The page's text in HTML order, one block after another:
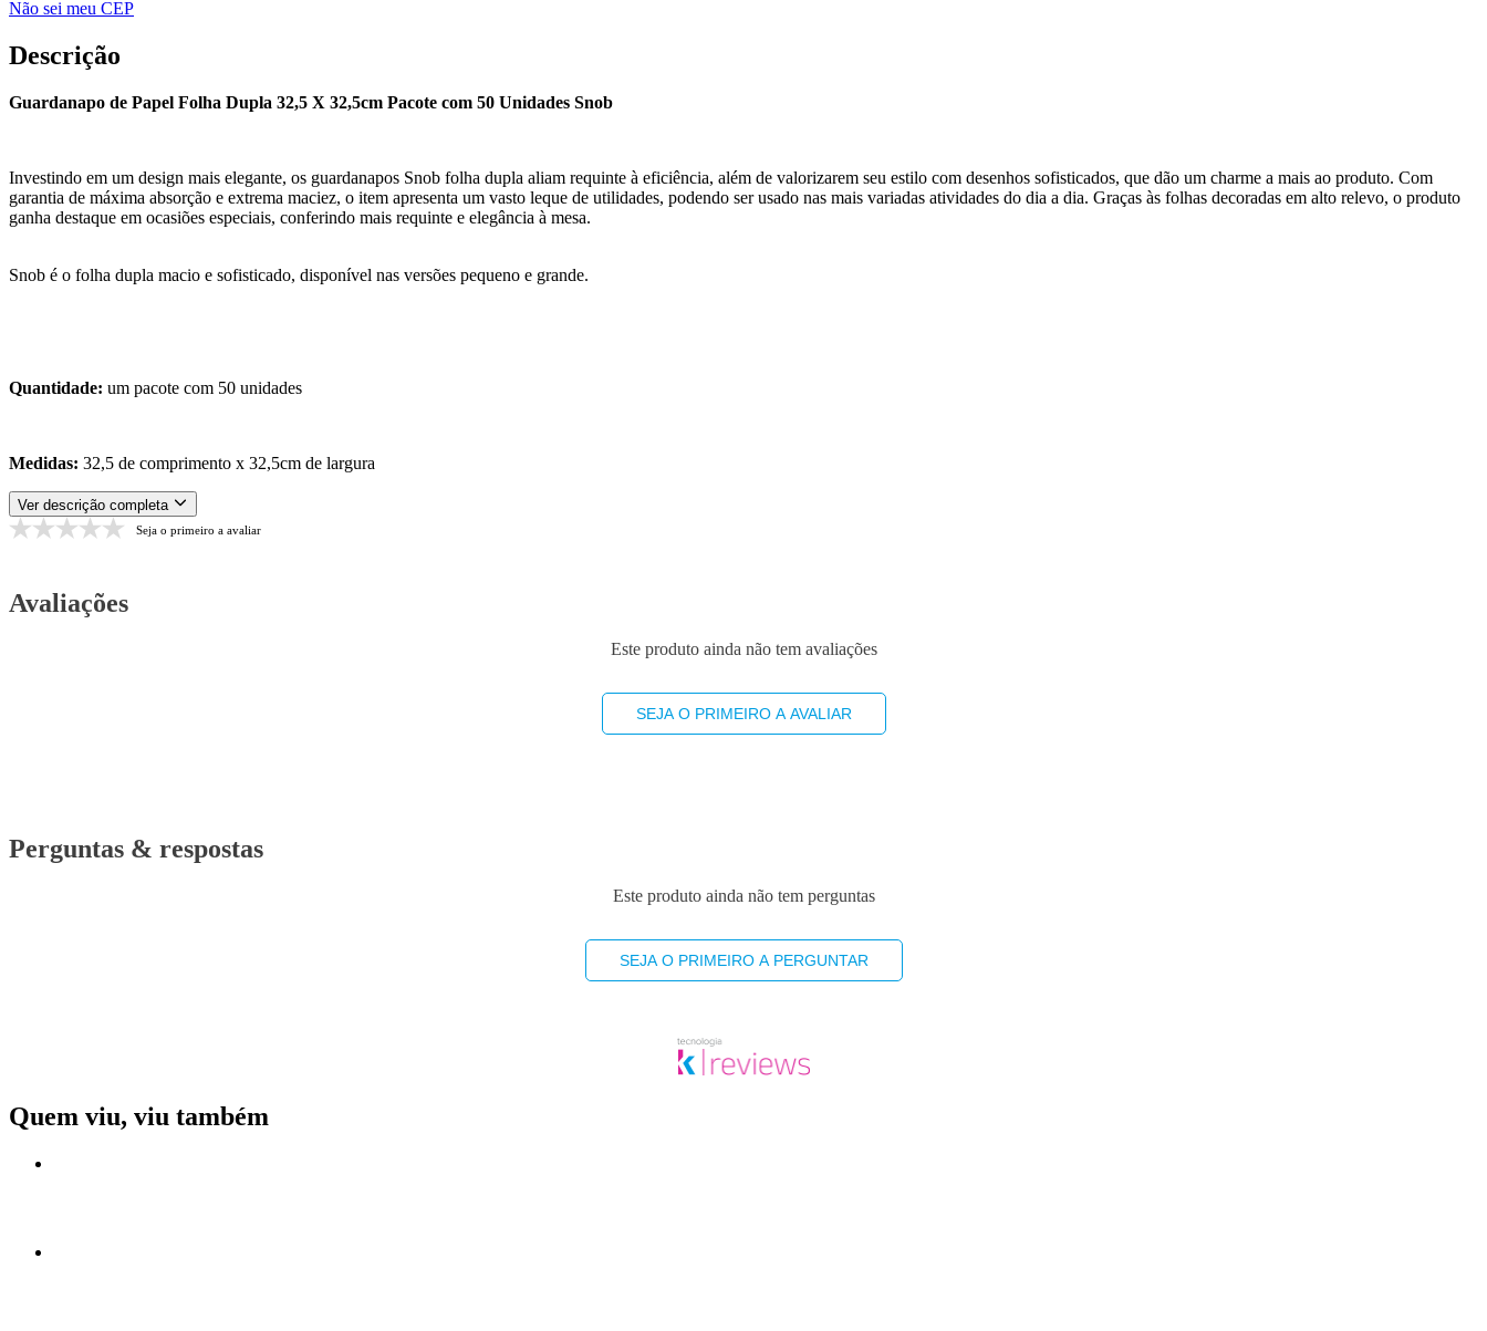
Não sei meu CEP
Descrição
Guardanapo de Papel Folha Dupla 32,5 X 32,5cm Pacote com 50 Unidades Snob
Investindo em um design mais elegante, os guardanapos Snob folha dupla aliam requinte à eficiência, além de valorizarem seu estilo com desenhos sofisticados, que dão um charme a mais ao produto. Com
garantia de máxima absorção e extrema maciez, o item apresenta um vasto leque de utilidades, podendo ser usado nas mais variadas atividades do dia a dia. Graças às folhas decoradas em alto relevo, o produto
ganha destaque em ocasiões especiais, conferindo mais requinte e elegância à mesa.
Snob é o folha dupla macio e sofisticado, disponível nas versões pequeno e grande.
Quantidade: um pacote com 50 unidades
Medidas: 32,5 de comprimento x 32,5cm de largura
Ver descrição completa
Seja o primeiro a avaliar
Avaliações
Este produto ainda não tem avaliações
SEJA O PRIMEIRO A AVALIAR
Perguntas & respostas
Este produto ainda não tem perguntas
SEJA O PRIMEIRO A PERGUNTAR
Quem viu, viu também